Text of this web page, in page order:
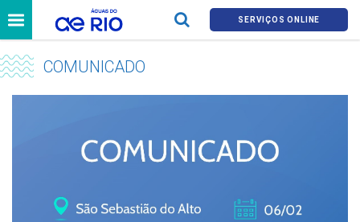
SERVIÇOS ONLINE
COMUNICADO